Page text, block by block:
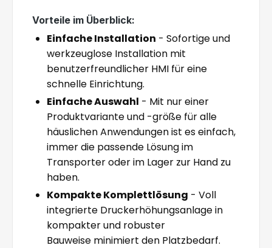
Vorteile im Überblick:
Einfache Installation - Sofortige und
werkzeuglose Installation mit
benutzerfreundlicher HMI für eine
schnelle Einrichtung.
Einfache Auswahl - Mit nur einer
Produktvariante und -größe für alle
häuslichen Anwendungen ist es einfach,
immer die passende Lösung im
Transporter oder im Lager zur Hand zu
haben.
Kompakte Komplettlösung - Voll
integrierte Druckerhöhungsanlage in
kompakter und robuster
Bauweise minimiert den Platzbedarf.